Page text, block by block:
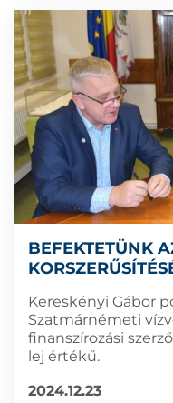
BEFEKTETÜNK
Kereskényi Gábor
Szatmárnémeti
finanszírozási
lej értékű.
2024.12.23